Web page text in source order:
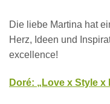
Die liebe Martina hat
Herz, Ideen und
excellence!
Doré: „Love x Style x